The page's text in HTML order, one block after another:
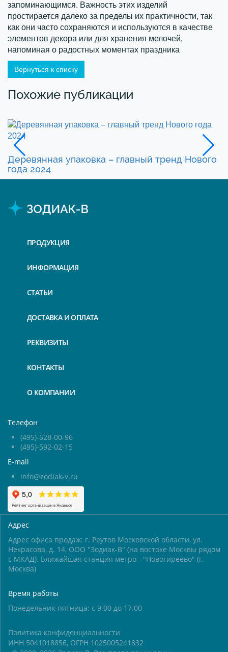
запоминающимся. Важность этих изделий
простирается далеко за пределы их практичности, так
как они часто сохраняются и используются в качестве
элементов декора или для хранения мелочей,
напоминая о радостных моментах праздника
Вернуться к списку
Похожие публикации
Деревянная упаковка – главный тренд Нового
года 2024
ПРОДУКЦИЯ
ИНФОРМАЦИЯ
СТАТЬИ
ДОСТАВКА И ОПЛАТА
РЕКВИЗИТЫ
КОНТАКТЫ
О КОМПАНИИ
Телефон
(495)-528-00-96
(495)-592-02-15
E-mail
info@zodiak-v.ru
Адрес
Адрес офиса продаж: г. Реутов Московской области, ул.
Некрасова, д. 14, ООО "Зодиак-В" (на востоке Москвы рядом
с МКАД). Ближайшая станция метро - "Новогиреево" (г.
Москва)
Время работы
Понедельник-пятница: с 9.00 до 17.00
Политика конфиденциальности
ИНН 5041018856, ОГРН 1025005241832